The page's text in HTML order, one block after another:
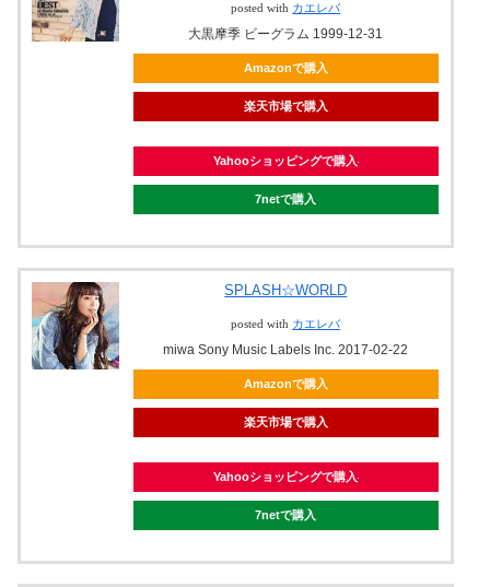
posted with カエレバ
大黒摩季 ビーグラム 1999-12-31
Amazonで購入
楽天市場で購入
Yahooショッピングで購入
7netで購入
SPLASH☆WORLD
posted with カエレバ
miwa Sony Music Labels Inc. 2017-02-22
Amazonで購入
楽天市場で購入
Yahooショッピングで購入
7netで購入